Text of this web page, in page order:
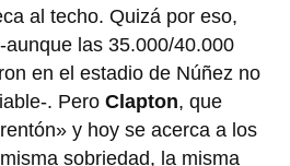
al techo. Quizá por eso,
las 35.000/40.000
en el estadio de Núñez no
. Pero Clapton, que
y hoy se acerca a los
sobriedad, la misma